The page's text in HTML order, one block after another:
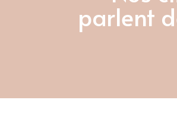
Avril 2022
Avis Google
parlent